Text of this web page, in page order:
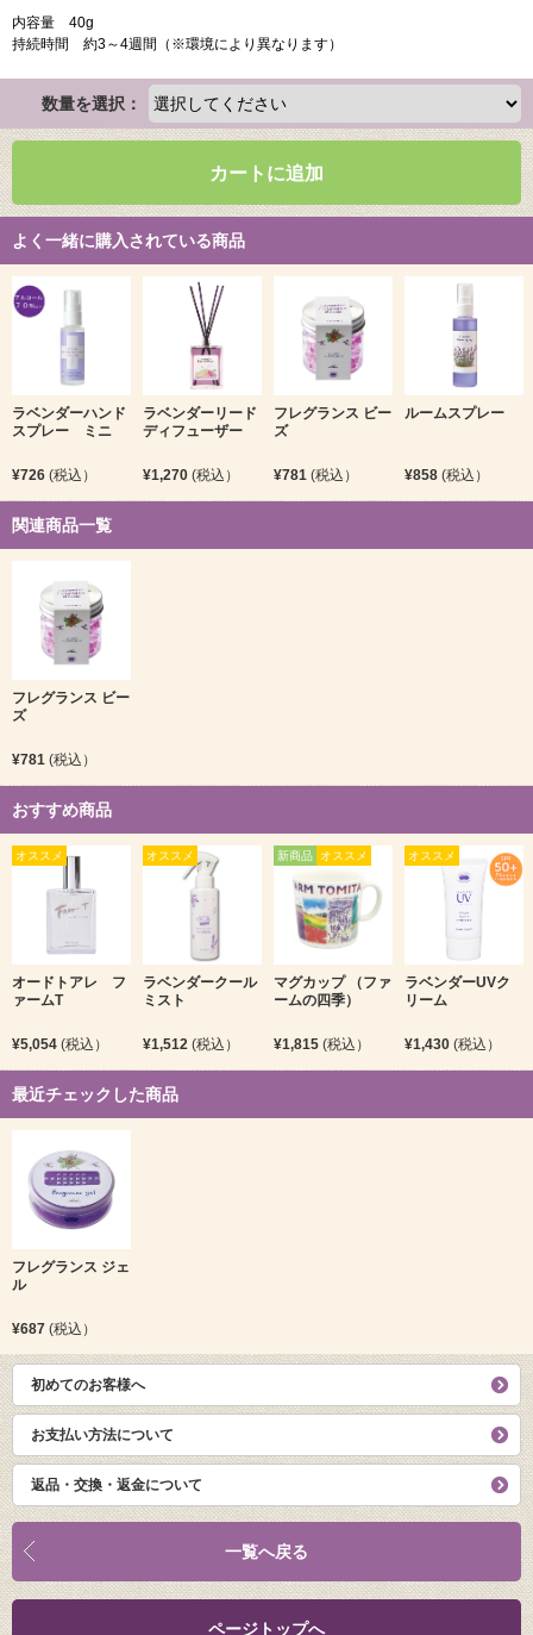
内容量 40g
持続時間 約3～4週間（※環境により異なります）
数量を選択：
カートに追加
よく一緒に購入されている商品
ラベンダーハンド
スプレー ミニ
¥726 (税込）
ラベンダーリード
ディフューザー
¥1,270 (税込）
フレグランス ビー
ズ
¥781 (税込）
ルームスプレー
¥858 (税込）
関連商品一覧
フレグランス ビー
ズ
¥781 (税込）
おすすめ商品
オススメ
オードトアレ フ
ァームT
¥5,054 (税込）
オススメ
ラベンダークール
ミスト
¥1,512 (税込）
新商品 オススメ
マグカップ （ファ
ームの四季）
¥1,815 (税込）
オススメ
ラベンダーUVク
リーム
¥1,430 (税込）
最近チェックした商品
フレグランス ジェ
ル
¥687 (税込）
初めてのお客様へ
お支払い方法について
返品・交換・返金について
一覧へ戻る
ページトップへ